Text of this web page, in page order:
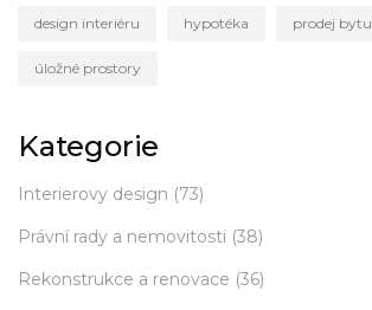
design interiéru hypotéka prodej bytu
úložné prostory
Kategorie
Interierovy design (73)
Právní rady a nemovitosti (38)
Rekonstrukce a renovace (36)